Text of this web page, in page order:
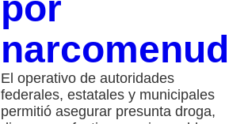
por
El operativo de autoridades
federales, estatales y municipales
permitió asegurar presunta droga,